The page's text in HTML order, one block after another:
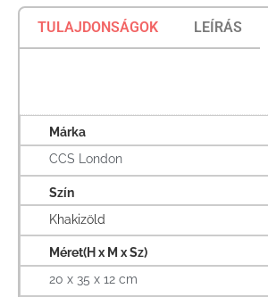
TULAJDONSÁGOK LEÍRÁS
Márka
CCS London
Szín
Khakizöld
Méret(H x M x Sz)
20 x 35 x 12 cm